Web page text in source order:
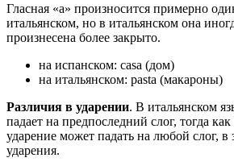
Гласная «a» произносится примерно
итальянском, но в итальянском она
произнесена более закрыто.
на испанском: casa (дом)
на итальянском: pasta (макароны)
Различия в ударении. В итальянском
падает на предпоследний слог, тогда
ударение может падать на любой слог, в
ударения.